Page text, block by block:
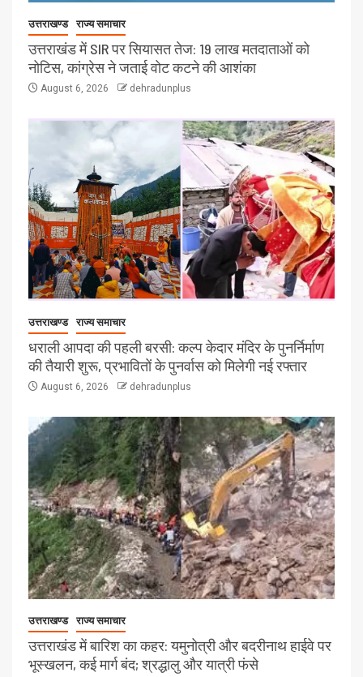
उत्तराखण्ड राज्य समाचार
उत्तराखंड में SIR पर सियासत तेज: 19 लाख मतदाताओं को
नोटिस, कांग्रेस ने जताई वोट कटने की आशंका
August 6, 2026 dehradunplus
उत्तराखण्ड राज्य समाचार
धराली आपदा की पहली बरसी: कल्प केदार मंदिर के पुनर्निर्माण
की तैयारी शुरू, प्रभावितों के पुनर्वास को मिलेगी नई रफ्तार
August 6, 2026 dehradunplus
उत्तराखण्ड राज्य समाचार
उत्तराखंड में बारिश का कहर: यमुनोत्री और बदरीनाथ हाईवे पर
भूस्खलन, कई मार्ग बंद; श्रद्धालु और यात्री फंसे